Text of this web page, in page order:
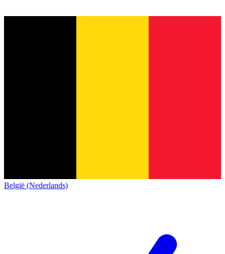
België (Nederlands)